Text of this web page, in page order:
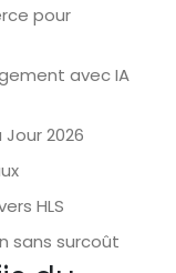
pour
avec IA
2026
HLS
sans surcoût